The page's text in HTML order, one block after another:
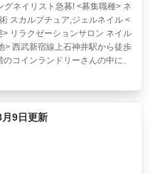
グネイリスト急募! <募集職種> ネ
スカルプチュア,ジェルネイル <
リラクゼーションサロン ネイル
> 西武新宿線上石神井駅から徒歩
コインランドリーさんの中に、
9日更新